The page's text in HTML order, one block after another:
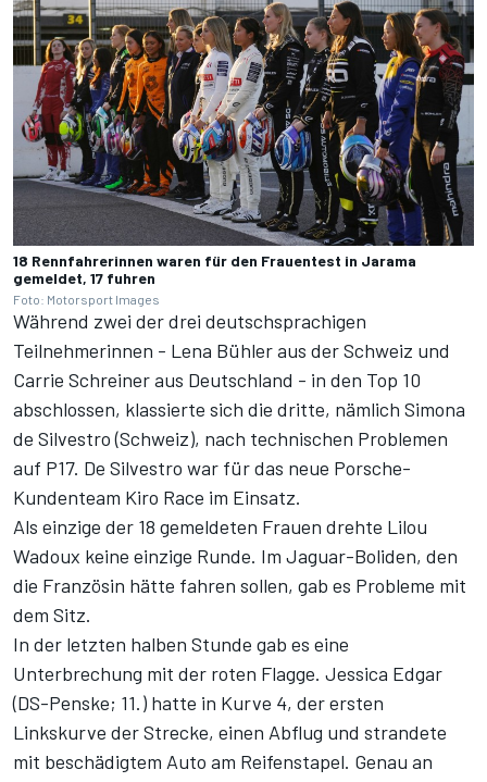
18 Rennfahrerinnen waren für den Frauentest in Jarama
gemeldet, 17 fuhren
Foto: Motorsport Images
Während zwei der drei deutschsprachigen
Teilnehmerinnen - Lena Bühler aus der Schweiz und
Carrie Schreiner aus Deutschland - in den Top 10
abschlossen, klassierte sich die dritte, nämlich Simona
de Silvestro (Schweiz), nach technischen Problemen
auf P17. De Silvestro war für das neue Porsche-
Kundenteam Kiro Race im Einsatz.
Als einzige der 18 gemeldeten Frauen drehte Lilou
Wadoux keine einzige Runde. Im Jaguar-Boliden, den
die Französin hätte fahren sollen, gab es Probleme mit
dem Sitz.
In der letzten halben Stunde gab es eine
Unterbrechung mit der roten Flagge. Jessica Edgar
(DS-Penske; 11.) hatte in Kurve 4, der ersten
Linkskurve der Strecke, einen Abflug und strandete
mit beschädigtem Auto am Reifenstapel. Genau an